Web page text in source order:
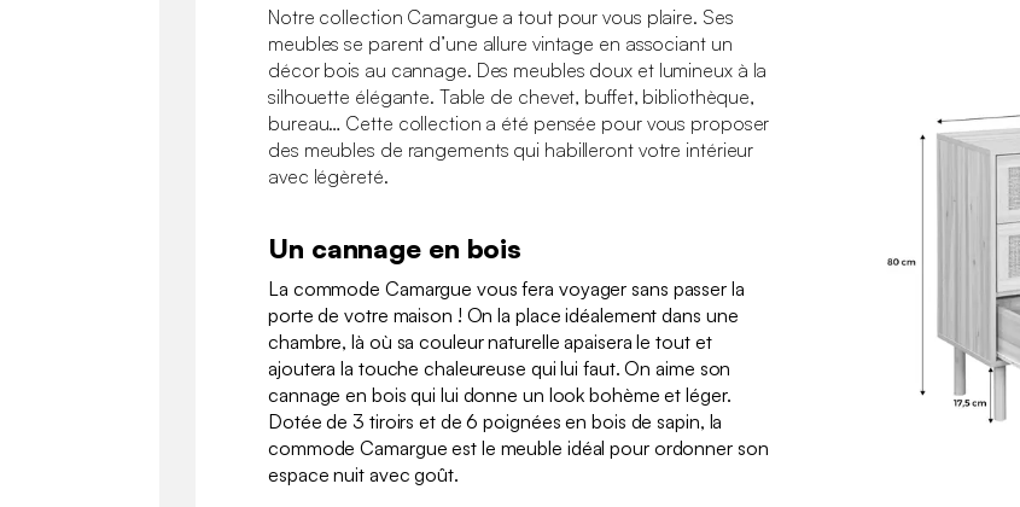
Notre collection Camargue a tout pour vous plaire. Ses
meubles se parent d’une allure vintage en associant un
décor bois au cannage. Des meubles doux et lumineux à la
silhouette élégante. Table de chevet, buffet, bibliothèque,
bureau… Cette collection a été pensée pour vous proposer
des meubles de rangements qui habilleront votre intérieur
avec légèreté.
Un cannage en bois
La commode Camargue vous fera voyager sans passer la
porte de votre maison ! On la place idéalement dans une
chambre, là où sa couleur naturelle apaisera le tout et
ajoutera la touche chaleureuse qui lui faut. On aime son
cannage en bois qui lui donne un look bohème et léger.
Dotée de 3 tiroirs et de 6 poignées en bois de sapin, la
commode Camargue est le meuble idéal pour ordonner son
espace nuit avec goût.